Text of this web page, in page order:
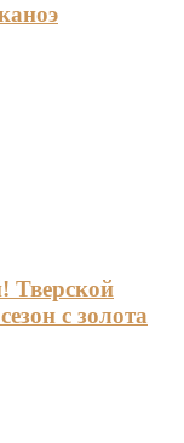
Тверской
с золота